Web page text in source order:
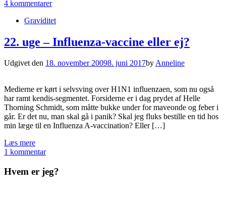
4 kommentarer
Graviditet
22. uge – Influenza-vaccine eller ej?
Udgivet den 18. november 20098. juni 2017byAnneline
Medierne er kørt i selvsving over H1N1 influenzaen, som nu også
har ramt kendis-segmentet. Forsiderne er i dag prydet af Helle
Thorning Schmidt, som måtte bukke under for maveonde og feber i
går. Er det nu, man skal gå i panik? Skal jeg fluks bestille en tid hos
min læge til en Influenza A-vaccination? Eller […]
Læs mere
1 kommentar
Hvem er jeg?